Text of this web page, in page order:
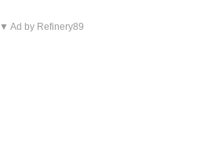
▼ Ad by Refinery89